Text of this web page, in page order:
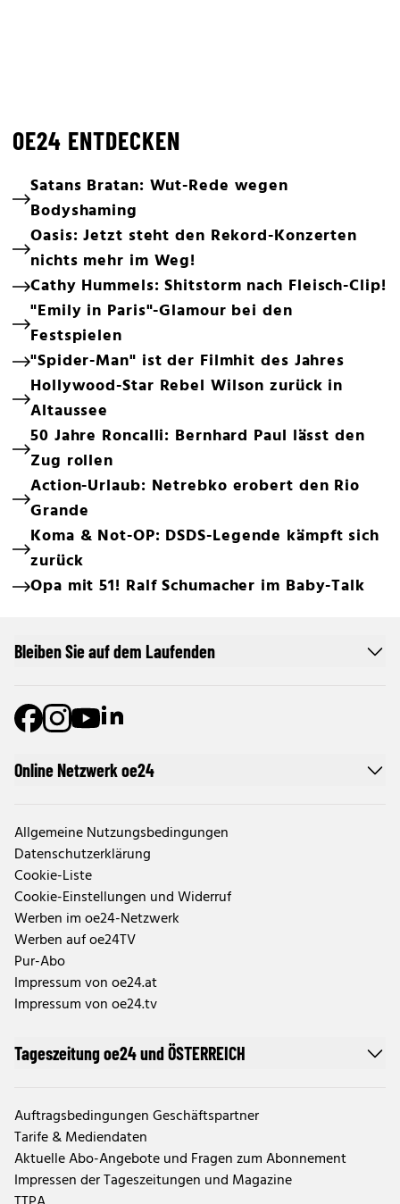
OE24 ENTDECKEN
Satans Bratan: Wut-Rede wegen
Bodyshaming
Oasis: Jetzt steht den Rekord-Konzerten
nichts mehr im Weg!
Cathy Hummels: Shitstorm nach Fleisch-Clip!
"Emily in Paris"-Glamour bei den
Festspielen
"Spider-Man" ist der Filmhit des Jahres
Hollywood-Star Rebel Wilson zurück in
Altaussee
50 Jahre Roncalli: Bernhard Paul lässt den
Zug rollen
Action-Urlaub: Netrebko erobert den Rio
Grande
Koma & Not-OP: DSDS-Legende kämpft sich
zurück
Opa mit 51! Ralf Schumacher im Baby-Talk
Online Netzwerk oe24
Allgemeine Nutzungsbedingungen
Datenschutzerklärung
Cookie-Liste
Cookie-Einstellungen und Widerruf
Werben im oe24-Netzwerk
Werben auf oe24TV
Pur-Abo
Impressum von oe24.at
Impressum von oe24.tv
Tageszeitung oe24 und ÖSTERREICH
Auftragsbedingungen Geschäftspartner
Tarife & Mediendaten
Aktuelle Abo-Angebote und Fragen zum Abonnement
Impressen der Tageszeitungen und Magazine
Bleiben Sie auf dem Laufenden